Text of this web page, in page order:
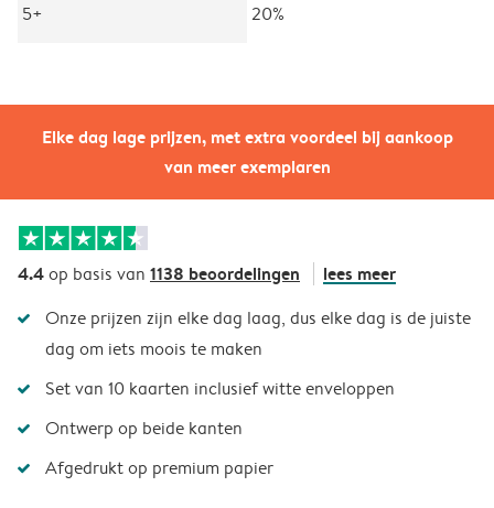
Elke dag lage prijzen, met extra voordeel bij aankoop
van meer exemplaren
5+
20%
4.4op basis van 1138 beoordelingen lees meer
Onze prijzen zijn elke dag laag, dus elke dag is de juiste
dag om iets moois te maken
Set van 10 kaarten inclusief witte enveloppen
Ontwerp op beide kanten
Afgedrukt op premium papier